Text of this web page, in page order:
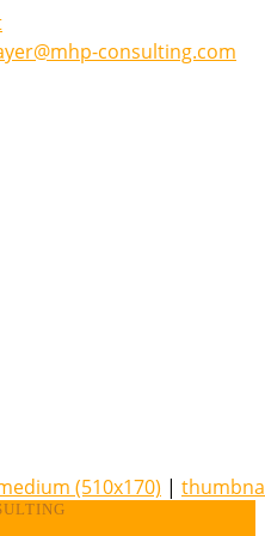
consulting.com
(510x170) |